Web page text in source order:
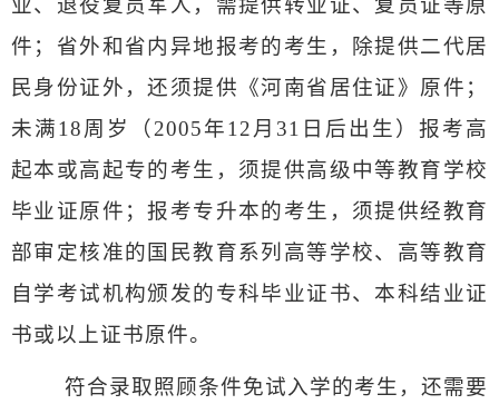
业、退役复员军人，需提供转业证、复员证等原
件；省外和省内异地报考的考生，除提供二代居
民身份证外，还须提供《河南省居住证》原件；
未满18周岁（2005年12 月 31 日后出生）报考高
起本或高起专的考生，须提供高级中等教育学校
毕业证原件；报考专升本的考生，须提供经教育
部审定核准的国民教育系列高等学校、高等教育
自学考试机构颁发的专科毕业证书、本科结业证
书或以上证书原件。
符合录取照顾条件免试入学的考生，还需要